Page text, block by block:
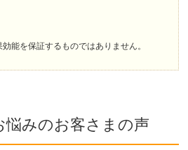
能を保証するものではありません。
悩みのお客さまの声